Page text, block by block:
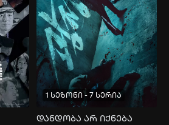
1 სეზონი - 7 სერია
დანდობა არ იქნება